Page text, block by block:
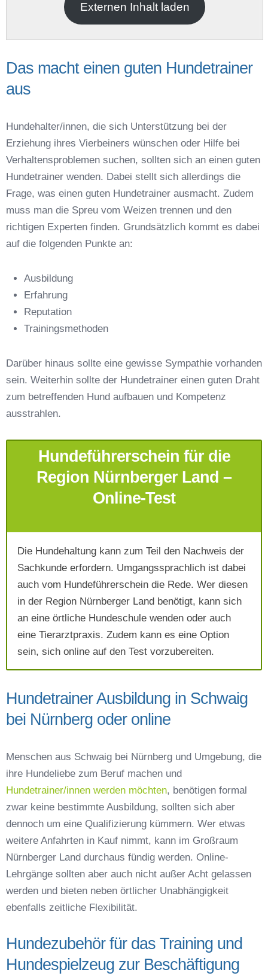
Anschrift
E-Mail-Adresse
Telefonnummer*
Mit Absenden der Daten akzeptiere ich die
AGB`s.
Absenden
Externen Inhalt laden
Das macht einen guten Hundetrainer
aus
Hundehalter/innen, die sich Unterstützung bei der
Erziehung ihres Vierbeiners wünschen oder Hilfe bei
Verhaltensproblemen suchen, sollten sich an einen guten
Hundetrainer wenden. Dabei stellt sich allerdings die
Frage, was einen guten Hundetrainer ausmacht. Zudem
muss man die Spreu vom Weizen trennen und den
richtigen Experten finden. Grundsätzlich kommt es dabei
auf die folgenden Punkte an:
Ausbildung
Erfahrung
Reputation
Trainingsmethoden
Darüber hinaus sollte eine gewisse Sympathie vorhanden
sein. Weiterhin sollte der Hundetrainer einen guten Draht
zum betreffenden Hund aufbauen und Kompetenz
ausstrahlen.
Hundeführerschein für die
Region Nürnberger Land –
Online-Test
Die Hundehaltung kann zum Teil den Nachweis der
Sachkunde erfordern. Umgangssprachlich ist dabei
auch vom Hundeführerschein die Rede. Wer diesen
in der Region Nürnberger Land benötigt, kann sich
an eine örtliche Hundeschule wenden oder auch
eine Tierarztpraxis. Zudem kann es eine Option
sein, sich online auf den Test vorzubereiten.
Hundetrainer Ausbildung in Schwaig
bei Nürnberg oder online
Menschen aus Schwaig bei Nürnberg und Umgebung, die
ihre Hundeliebe zum Beruf machen und
Hundetrainer/innen werden möchten, benötigen formal
zwar keine bestimmte Ausbildung, sollten sich aber
dennoch um eine Qualifizierung kümmern. Wer etwas
weitere Anfahrten in Kauf nimmt, kann im Großraum
Nürnberger Land durchaus fündig werden. Online-
Lehrgänge sollten aber auch nicht außer Acht gelassen
werden und bieten neben örtlicher Unabhängigkeit
ebenfalls zeitliche Flexibilität.
Hundezubehör für das Training und
Hundespielzeug zur Beschäftigung